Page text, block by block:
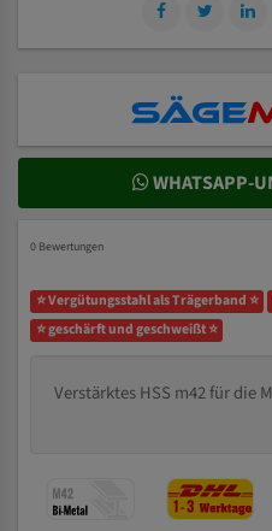
WHATSAPP-
0 Bewertungen
⭐ Vergütungsstahl als Trägerband ⭐
⭐ geschärft und geschweißt ⭐
Verstärktes HSS m42 für die